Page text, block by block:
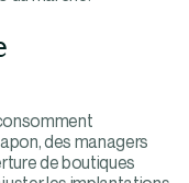
des managers
de boutiques